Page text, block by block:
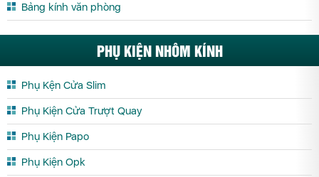
Bảng kính văn phòng
PHỤ KIỆN NHÔM KÍNH
Phụ Kện Cửa Slim
Phụ Kiện Cửa Trượt Quay
Phụ Kiện Papo
Phụ Kiện Opk